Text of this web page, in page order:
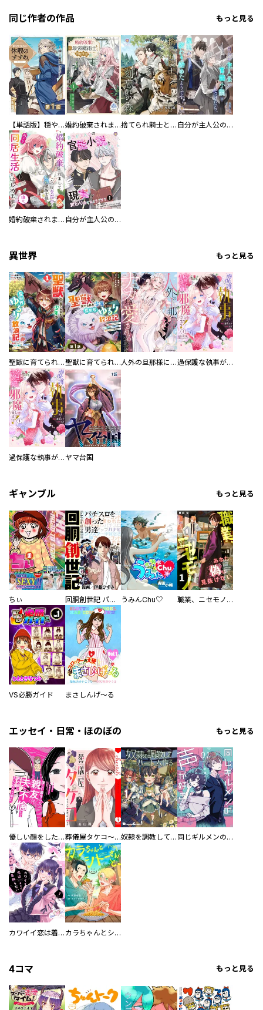
同じ作者の作品 もっと見る
【単話版】穏やか貴族の休暇のすすめ。@COMIC 婚約破棄されまして、この度失踪中の最強魔術士様と訳アリ同居生活をはじめます。山で。 捨てられ騎士と刻忘れの森 自分が主人公の官能小説を見つけたら、現実が変わり始めたようです？
婚約破棄されまして、この度失踪中の最強魔術士様と訳アリ同居生活をはじめます。山で。 自分が主人公の官能小説を見つけたら、現実が変わり始めたようです？
異世界 もっと見る
聖獣に育てられた少年の異世界ゆるり放浪記～神様からもらったチート魔法で、仲間たちとスローライフを満喫中～ 聖獣に育てられた少年の異世界ゆるり放浪記～神様からもらったチート魔法で、仲間たちとスローライフを満喫中～【分冊版】 人外の旦那様に娶られ毎晩ナカまで愛される…。アンソロジー 過保護な執事が私の婚活を邪魔してきます！ 分冊版
過保護な執事が私の婚活を邪魔してきます！ ヤマ台国
ギャンブル もっと見る
ちぃ 回胴創世記 パチスロを創った男達 うみんChu♡ 職業、ニセモノ～あなたに偽は見抜けない【電子単行本版】
VS必勝ガイド まさしんげ～る
エッセイ・日常・ほのぼの もっと見る
優しい顔をした親友は、夫と不倫して私の家に入り込んできた。 葬儀屋タケコ～あなたの最期、叶えます【電子単行本版】 奴隷を調教してハーレム作る 同じギルメンの声が好き
カワイイ恋は着飾らない カラちゃんとシトーさんと、 【分冊版】
4コマ もっと見る